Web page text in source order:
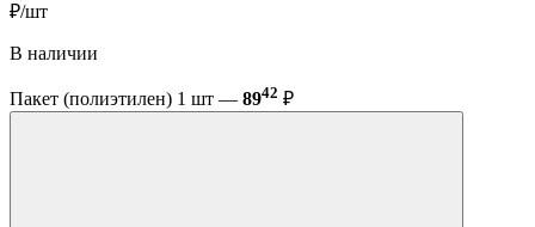
₽/шт
В наличии
Пакет (полиэтилен) 1 шт — 8942 ₽